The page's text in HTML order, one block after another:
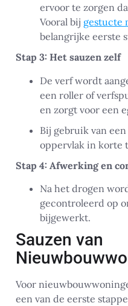
ervoor te zorgen
Vooral bij gestucte
belangrijke eerste
Stap 3: Het sauzen zelf
De verf wordt
een roller of
en zorgt voor een
Bij gebruik van
oppervlak in korte
Stap 4: Afwerking en
Na het drogen
gecontroleerd op
bijgewerkt.
Sauzen van
Voor
een van de eerste